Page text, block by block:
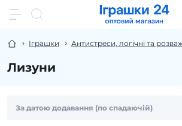
Іграшки Антистреси, логічні та
Лизуни